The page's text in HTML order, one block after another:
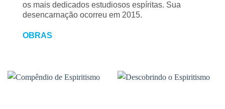
os mais dedicados estudiosos espíritas. Sua
desencarnação ocorreu em 2015.
OBRAS